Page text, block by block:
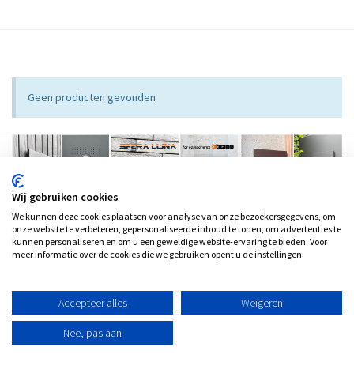
Geen producten gevonden
Wij gebruiken cookies
We kunnen deze cookies plaatsen voor analyse van onze bezoekersgegevens, om
onze website te verbeteren, gepersonaliseerde inhoud te tonen, om advertenties te
kunnen personaliseren en om u een geweldige website-ervaring te bieden. Voor
meer informatie over de cookies die we gebruiken opent u de instellingen.
Accepteer alles Weigeren
Nee, pas aan